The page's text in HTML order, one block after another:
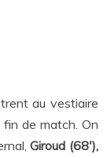
au vestiaire
de match. On
Giroud (68′),